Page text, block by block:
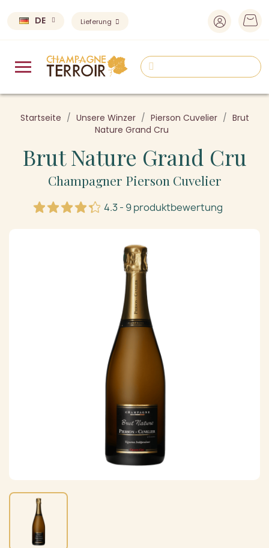
DE Lieferung
Startseite Unsere Winzer Pierson Cuvelier
Brut
Nature Grand Cru
Brut Nature Grand Cru
Champagner Pierson Cuvelier
4.3 - 9 produktbewertung